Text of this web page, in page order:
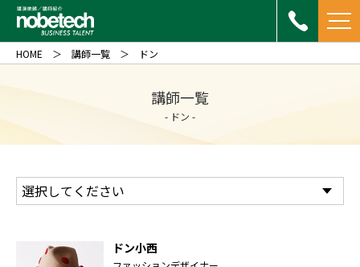
講師一覧
- ドン -
HOME 講師一覧 ドン
ドン小西